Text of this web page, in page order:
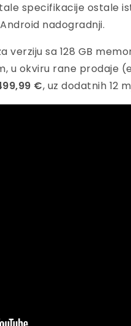
specifikacije ostale
nadogradnji.
verziju sa 128 GB
u okviru rane prodaje
€, uz dodatnih 12